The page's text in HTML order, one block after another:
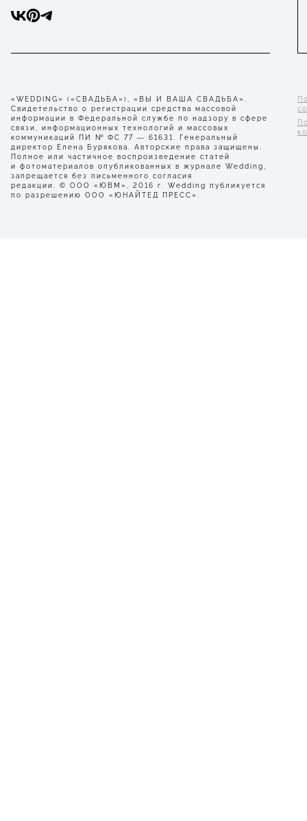
«WEDDING» («СВАДЬБА»), «ВЫ И ВАША СВАДЬБА».
Свидетельство о регистрации средства массовой
информации в Федеральной службе по надзору в сфере
связи, информационных технологий и массовых
коммуникаций ПИ № ФС 77 — 61631. Генеральный
директор Елена Бурякова. Авторские права защищены.
Полное или частичное воспроизведение статей
и фотоматериалов опубликованных в журнале Wedding,
запрещается без письменного согласия
редакции. © ООО «ЮВМ», 2016 г. Wedding публикуется
по разрешению ООО «ЮНАЙТЕД ПРЕСС».